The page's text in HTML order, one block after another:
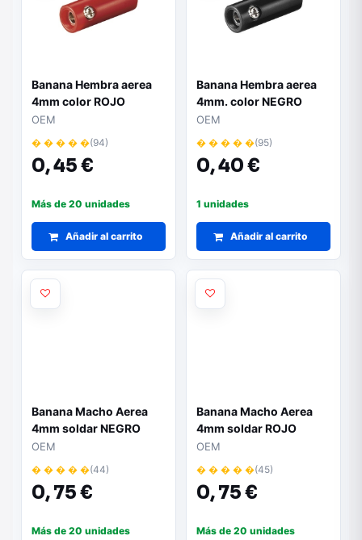
Banana Hembra aerea
4mm color ROJO
OEM
� � � � �(94)
0,45 €
Más de 20 unidades
Añadir al carrito
Banana Hembra aerea
4mm. color NEGRO
OEM
� � � � �(95)
0,40 €
1 unidades
Añadir al carrito
Banana Macho Aerea
4mm soldar NEGRO
OEM
� � � � �(44)
0,75 €
Más de 20 unidades
Banana Macho Aerea
4mm soldar ROJO
OEM
� � � � �(45)
0,75 €
Más de 20 unidades